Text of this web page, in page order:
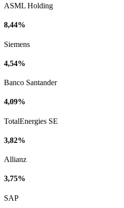
ASML Holding
8,44%
Siemens
4,54%
Banco Santander
4,09%
TotalEnergies SE
3,82%
Allianz
3,75%
SAP